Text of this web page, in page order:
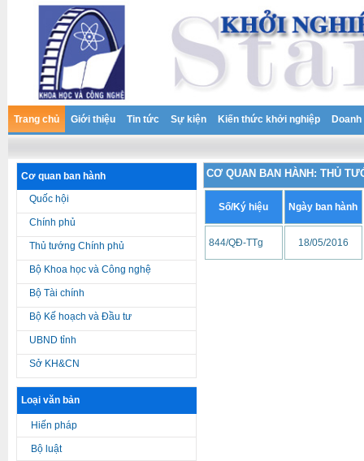
Trang chủ Giới thiệu Tin tức Sự kiện Kiến thức khởi nghiệp
Cơ quan ban hành
Quốc hội
Chính phủ
Thủ tướng Chính phủ
Bộ Khoa học và Công nghệ
Bộ Tài chính
Bộ Kế hoạch và Đầu tư
UBND tỉnh
Sở KH&CN
Loại văn bản
Hiến pháp
Bộ luật
CƠ QUAN BAN HÀNH: THỦ
Số/Ký hiệu Ngày ban hành
844/QĐ-TTg 18/05/2016